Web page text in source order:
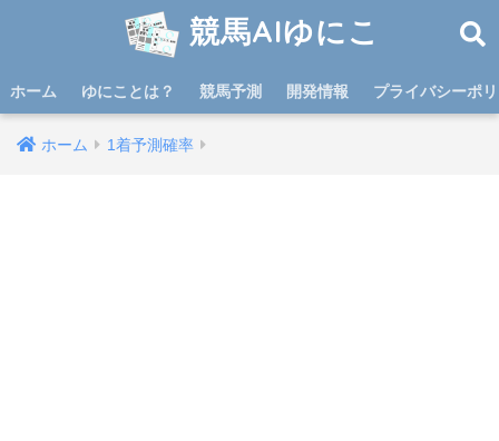
競馬AIゆにこ
ホーム ゆにことは？ 競馬予測 開発情報 プライバシーポ
ホーム 1着予測確率